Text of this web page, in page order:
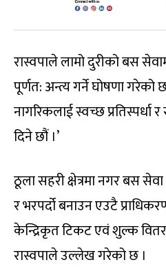
रास्वपाले लामो दुरीको बस
पूर्णत: अन्त्य गर्ने घोषणा
नागरिकलाई स्वच्छ प्रतिस्पर्धा
दिने छौं ।’
ठूला सहरी क्षेत्रमा नगर बस
र भरपर्दो बनाउन एउटै
केन्द्रिकृत टिकट एवं शुल्क
रास्वपाले उल्लेख गरेको छ ।